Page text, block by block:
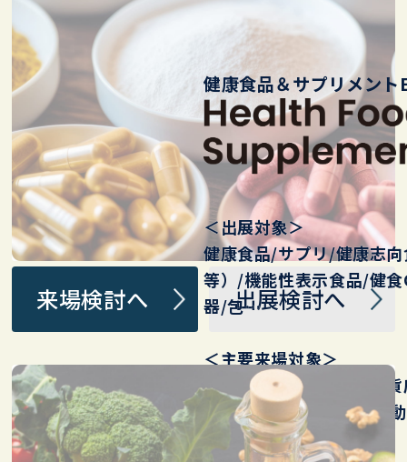
健康食品＆サプリメント
＜出展対象＞
健康食品/サプリ/健康志
等）/機能性表示食品/健
器/包…
＜主要来場対象＞
健康自然食品店/薬局/ 百
店/EC/通販/健康 美容 運
ーカー…
来場検討へ 出展検討へ